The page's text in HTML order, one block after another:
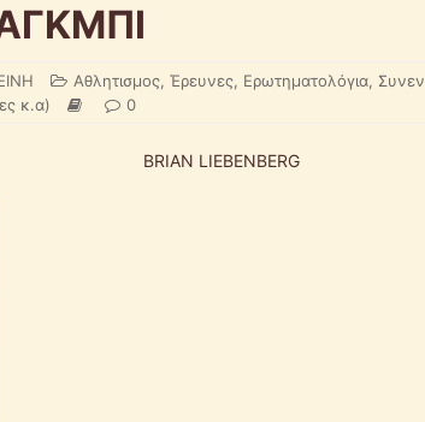
Αθλητισμος, Έρευνες, Ερωτηματολόγια,
κ.α)
0
BRIAN LIEBENBERG